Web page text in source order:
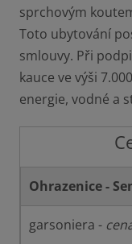
sprchovým
Toto ubytování
smlouvy. Při
kauce ve výši
energie, vodné a
Ohrazenice -
garsoniera -